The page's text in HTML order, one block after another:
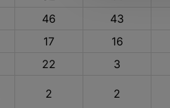
46 43
17 16
22 3
2 2